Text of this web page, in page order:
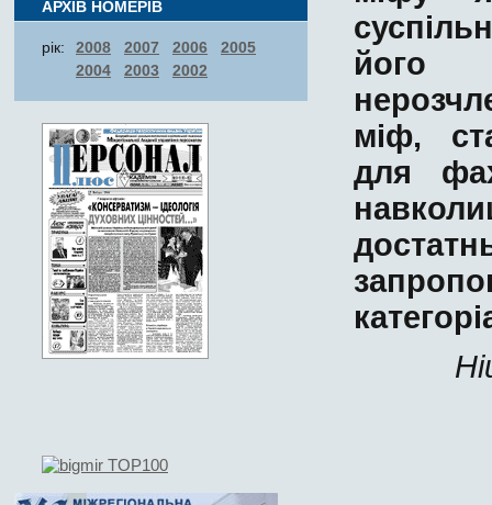
АРХІВ НОМЕРІВ
рік: 2008 2007 2006
2005
2004
2003 2002
його
міф,
для